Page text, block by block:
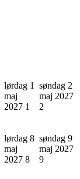
lørdag 1
maj
2027 1
søndag 2
maj 2027
2
lørdag 8
maj
2027 8
søndag 9
maj 2027
9